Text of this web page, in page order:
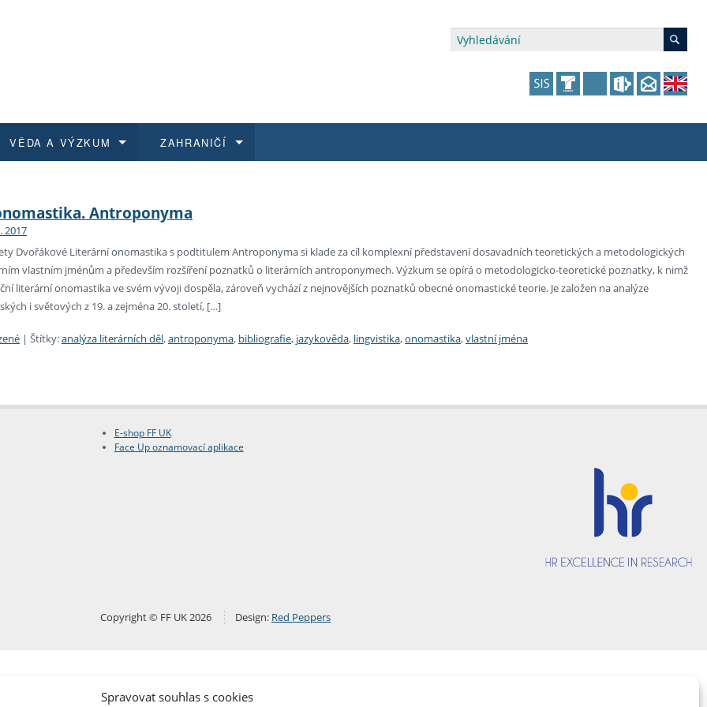
Spravovat souhlas s cookies
dokumenty
pro zaměstnance E-shop fakulty
a jak se přihlásit
programy
průběhu přijímacího řízení Univerzita třetího věku
magisterské studium
Podpora a benefity pro studující
VĚDA A VÝZKUM
na FF UK
kvalifikace
Publikace
ZAHRANIČÍ
a výběrová řízení
East and Central European Studies
Antroponyma
2017
Dvořákové Literární onomastika s podtitulem Antroponyma si klade za cíl komplexní představení dosavadních teoretických a metodologických
vlastním jménům a především rozšíření poznatků o literárních antroponymech. Výzkum se opírá o metodologicko-teoretické poznatky, k nimž
literární onomastika ve svém vývoji dospěla, zároveň vychází z nejnovějších poznatků obecné onomastické teorie. Je založen na analýze
i světových z 19. a zejména 20. století, […]
| Štítky:analýza literárních děl,antroponyma, bibliografie, jazykověda, lingvistika,onomastika,vlastní jména
E-shop FF UK
Face Up oznamovací aplikace
Copyright © FF UK 2026 Design: Red Peppers